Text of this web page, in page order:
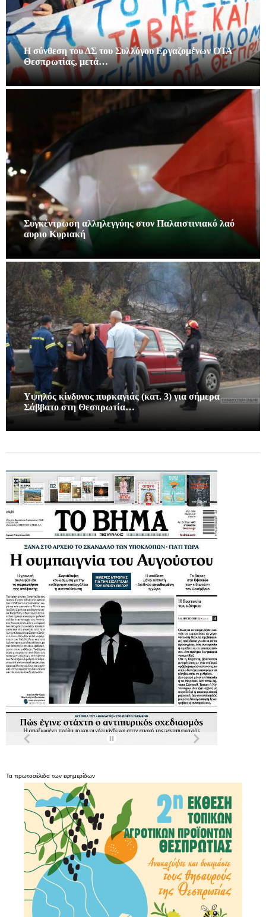
Η σύνθεση του ΔΣ του Συλλόγου Εργαζομένων ΟΤΑ
Θεσπρωτίας, μετά…
Συγκέντρωση αλληλεγγύης στον Παλαιστινιακό λαό
αυριο Κυριακή
Υψηλός κίνδυνος πυρκαγιάς (κατ. 3) για σήμερα
Σάββατο στη Θεσπρωτία…
Τα πρωτοσέλιδα των εφημερίδων